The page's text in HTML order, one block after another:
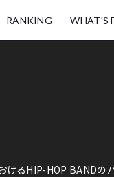
RANKING WHAT'S
けるHIP-HOP BANDの